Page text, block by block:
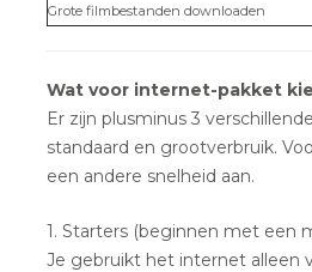
Grote filmbestanden downloaden
Wat voor internet-pakket
Er zijn plusminus 3
standaard en grootverbruik.
een andere snelheid aan.
1. Starters (beginnen met een
Je gebruikt het internet alleen